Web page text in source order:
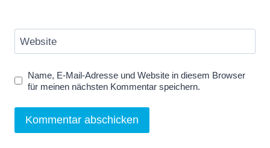
Website
Name, E-Mail-Adresse und Website in diesem Browser
für meinen nächsten Kommentar speichern.